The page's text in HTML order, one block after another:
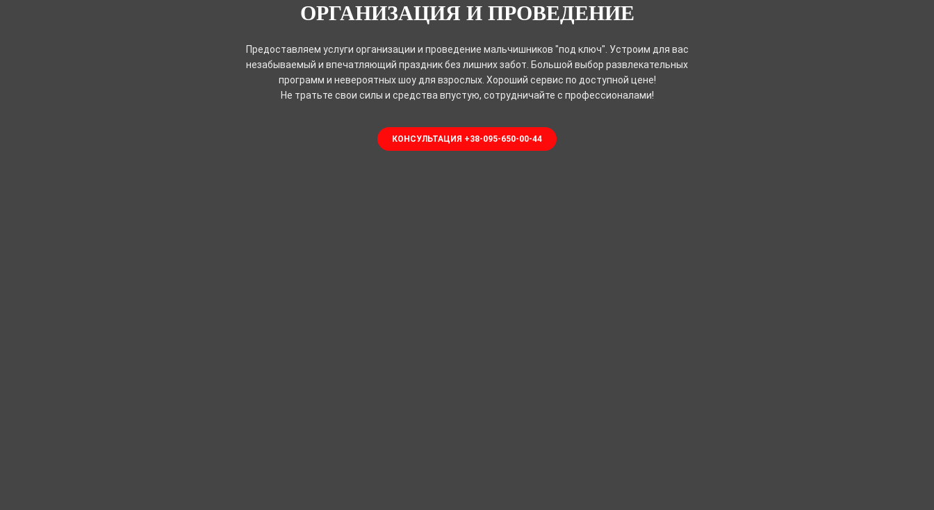
ОРГАНИЗАЦИЯ И ПРОВЕДЕНИЕ
Предоставляем услуги организации и проведение мальчишников "под ключ". Устроим для вас
незабываемый и впечатляющий праздник без лишних забот. Большой выбор развлекательных
программ и невероятных шоу для взрослых. Хороший сервис по доступной цене!
Не тратьте свои силы и средства впустую, сотрудничайте с профессионалами!
КОНСУЛЬТАЦИЯ +38-095-650-00-44